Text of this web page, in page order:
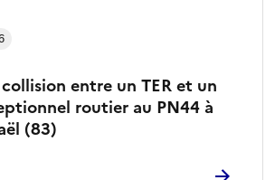
entre un TER et un
routier au PN44 à
(83)